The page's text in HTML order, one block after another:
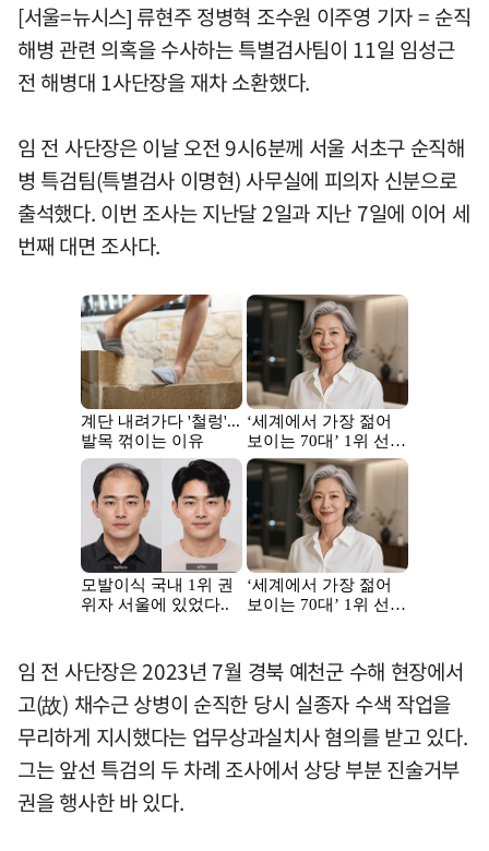
[서울=뉴시스] 류현주 정병혁 조수원 이주영 기자 = 순직
해병 관련 의혹을 수사하는 특별검사팀이 11일 임성근
전 해병대 1사단장을 재차 소환했다.
임 전 사단장은 이날 오전 9시6분께 서울 서초구 순직해
병 특검팀(특별검사 이명현) 사무실에 피의자 신분으로
출석했다. 이번 조사는 지난달 2일과 지난 7일에 이어 세
번째 대면 조사다.
임 전 사단장은 2023년 7월 경북 예천군 수해 현장에서
고(故) 채수근 상병이 순직한 당시 실종자 수색 작업을
무리하게 지시했다는 업무상과실치사 혐의를 받고 있다.
그는 앞선 특검의 두 차례 조사에서 상당 부분 진술거부
권을 행사한 바 있다.